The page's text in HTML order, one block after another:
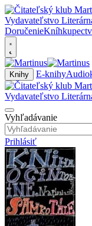
Doručenie
Knihy E-knihy
Vyhľadávanie
Prihlásiť